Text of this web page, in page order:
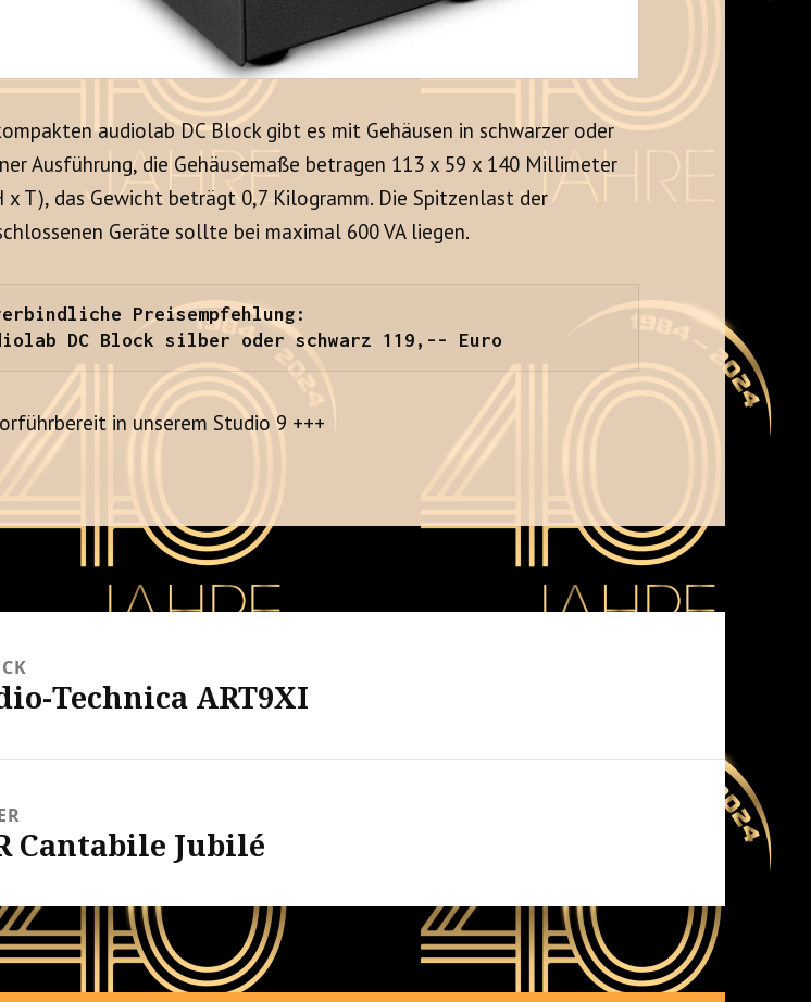
audiolab DC Block gibt es mit Gehäusen in schwarzer oder
Ausführung, die Gehäusemaße betragen 113 x 59 x 140 Millimeter
x T), das Gewicht beträgt 0,7 Kilogramm. Die Spitzenlast der
Geräte sollte bei maximal 600 VA liegen.
DC Block silber oder schwarz 119,-- Euro
in unserem Studio 9 +++
Technica ART9XI
Cantabile Jubilé